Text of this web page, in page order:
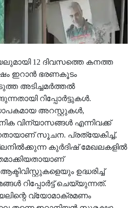
12 ദിവസത്തെ കനത്ത
ഇറാൻ ഭരണകൂടം
അടിച്ചമർത്തൽ
റിപ്പോർട്ടുകൾ.
അറസ്റ്റുകൾ,
വിന്യാസങ്ങൾ എന്നിവക്ക്
സൂചന. പ്രത്യേകിച്ച്,
കുർദിഷ് മേഖലകളിൽ
ഉദ്ധരിച്ച്
റിപ്പോർട്ട് ചെയ്യുന്നത്.
വ്യോമാക്രമണം